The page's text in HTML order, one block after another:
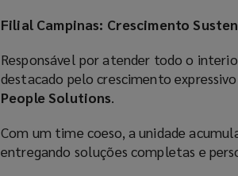
Filial Campinas: Crescimento
Responsável por atender todo o
destacado pelo crescimento
People Solutions.
Com um time coeso, a unidade
entregando soluções completas e